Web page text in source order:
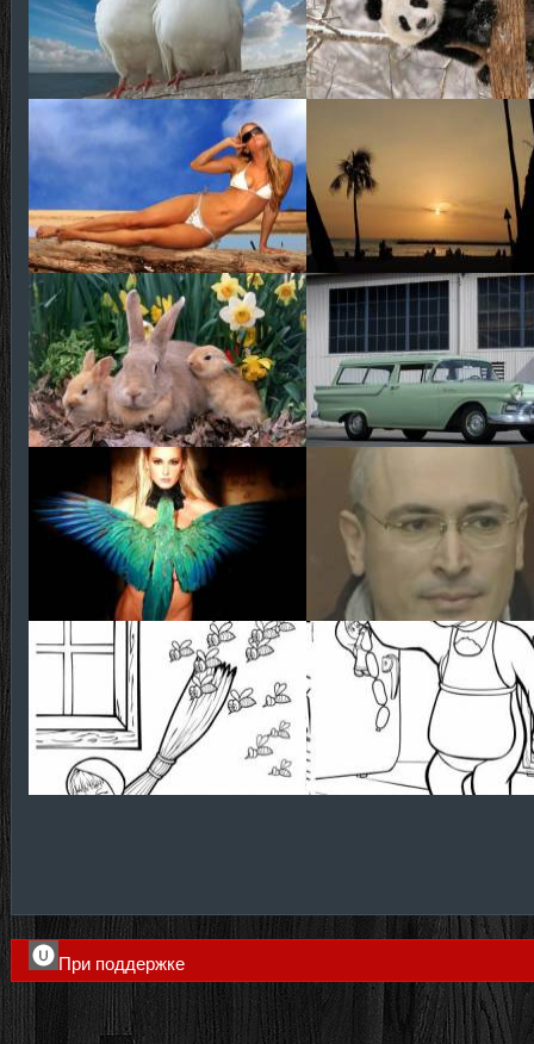
При поддержке